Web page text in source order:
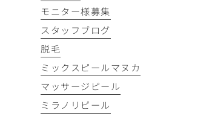
モニター様募集
スタッフブログ
脱毛
ミックスピールマヌカ
マッサージピール
ミラノリピール